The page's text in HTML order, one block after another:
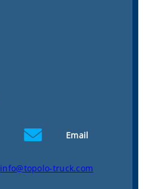
Email
info@topolo-truck.com